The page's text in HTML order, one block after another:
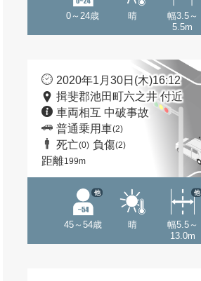
0～24歳 晴
幅3.5～
5.5m
2020年1月30日(木)16:12
揖斐郡池田町六之井 付近
車両相互 中破事故
普通乗用車(2)
死亡(0) 負傷(2)
距離199m
45～54歳
他
晴
幅5.5～
13.0m
他